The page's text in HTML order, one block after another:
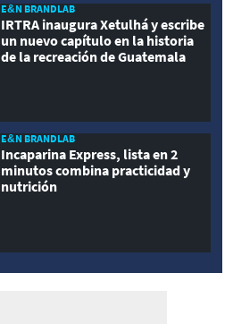
E&N BRANDLAB
IRTRA inaugura Xetulhá y escribe
un nuevo capítulo en la historia
de la recreación de Guatemala
E&N BRANDLAB
Incaparina Express, lista en 2
minutos combina practicidad y
nutrición